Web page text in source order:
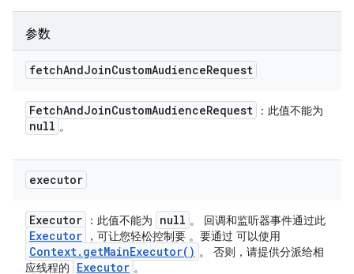
参数
fetchAndJoinCustomAudienceRequest
FetchAndJoinCustomAudienceRequest ：此值不能为
null 。
executor
Executor ：此值不能为 null 。 回调和监听器事件通过此
Executor ，可让您轻松控制要 。要通过 可以使用
Context. getMainExecutor( ) 。 否则，请提供分派给相
应线程的
Executor 。